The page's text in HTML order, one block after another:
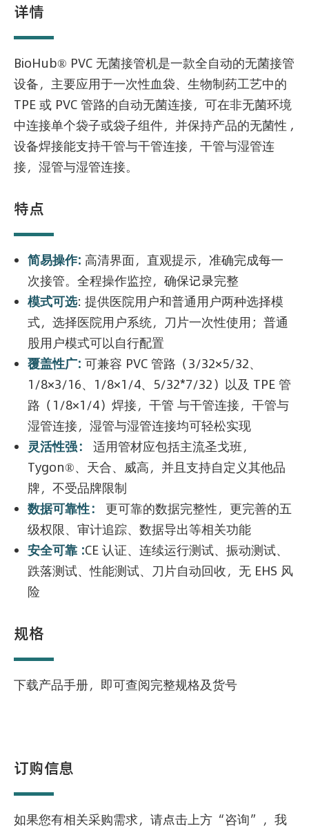
详情
BioHub® PVC 无菌接管机是一款全自动的无菌接管
设备，主要应用于一次性血袋、生物制药工艺中的
TPE 或 PVC 管路的自动无菌连接，可在非无菌环境
中连接单个袋子或袋子组件，并保持产品的无菌性 ,
设备焊接能支持干管与干管连接，干管与湿管连
接，湿管与湿管连接。
特点
简易操作: 高清界面，直观提示，准确完成每一
次接管。全程操作监控，确保记录完整
模式可选: 提供医院用户和普通用户两种选择模
式，选择医院用户系统，刀片一次性使用；普通
股用户模式可以自行配置
覆盖性广: 可兼容 PVC 管路（3/32×5/32、
1/8×3/16、1/8×1/4、5/32*7/32）以及 TPE 管
路（1/8×1/4）焊接，干管 与干管连接，干管与
湿管连接，湿管与湿管连接均可轻松实现
灵活性强：
适用管材应包括主流圣戈班，
Tygon®、天合、威高，并且支持自定义其他品
牌，不受品牌限制
数据可靠性：
更可靠的数据完整性，更完善的五
级权限、审计追踪、数据导出等相关功能
安全可靠 :CE 认证、连续运行测试、振动测试、
跌落测试、性能测试、刀片自动回收，无 EHS 风
险
规格
下载产品手册，即可查阅完整规格及货号
订购信息
如果您有相关采购需求，请点击上方“咨询”，我